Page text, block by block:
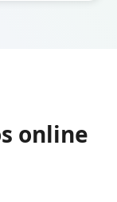
online